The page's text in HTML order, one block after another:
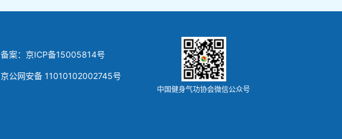
备案：京ICP备15005814号
京公网安备 11010102002745号
中国健身气功协会微信公众号